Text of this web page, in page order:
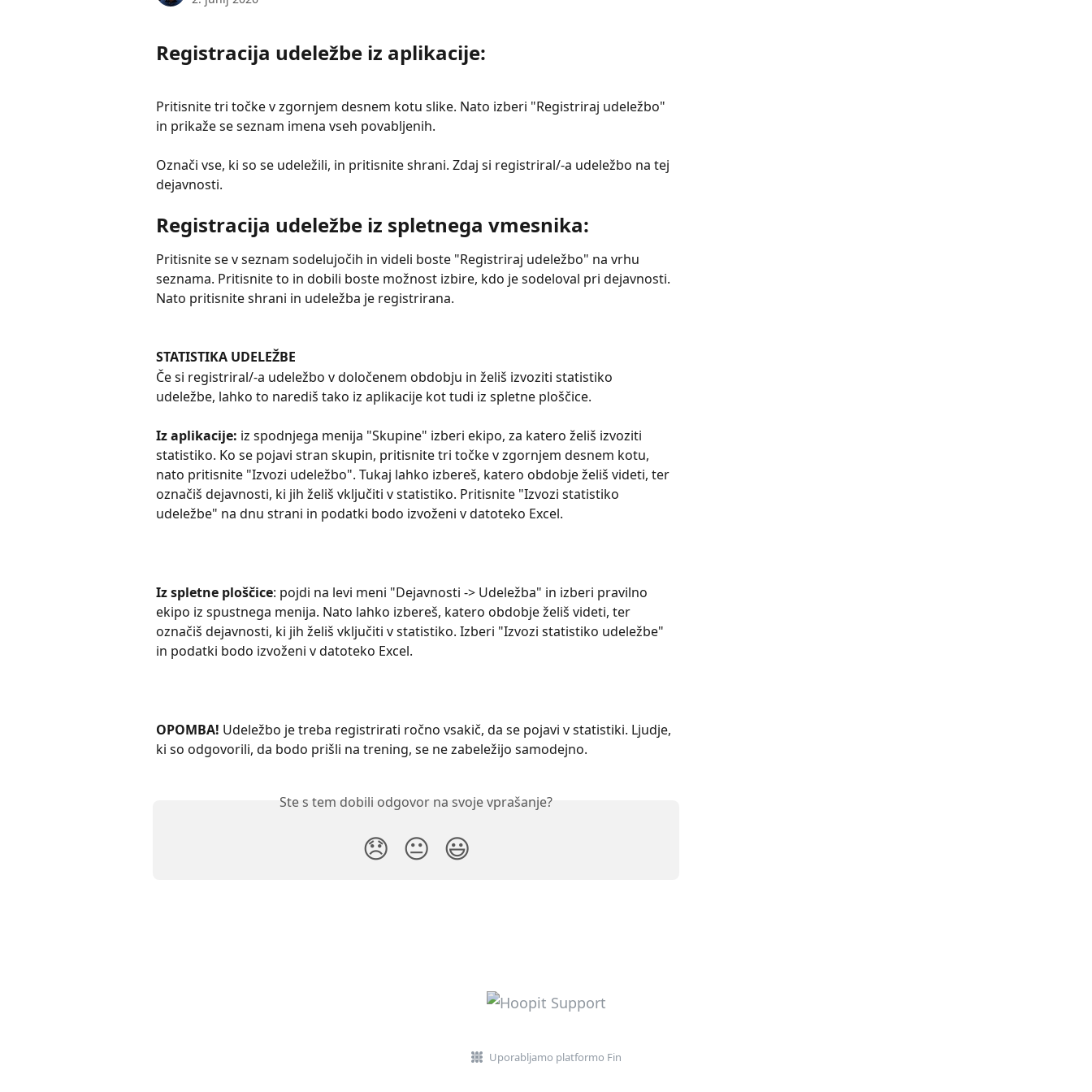
Registracija udeležbe iz aplikacije:
Pritisnite tri točke v zgornjem desnem kotu slike. Nato izberi "Registriraj udeležbo"
in prikaže se seznam imena vseh povabljenih.
Označi vse, ki so se udeležili, in pritisnite shrani. Zdaj si registriral/-a udeležbo na tej
dejavnosti.
Registracija udeležbe iz spletnega vmesnika:
Pritisnite se v seznam sodelujočih in videli boste "Registriraj udeležbo" na vrhu
seznama. Pritisnite to in dobili boste možnost izbire, kdo je sodeloval pri dejavnosti.
Nato pritisnite shrani in udeležba je registrirana.
STATISTIKA UDELEŽBE
Če si registriral/-a udeležbo v določenem obdobju in želiš izvoziti statistiko
udeležbe, lahko to narediš tako iz aplikacije kot tudi iz spletne ploščice.
Iz aplikacije: iz spodnjega menija "Skupine" izberi ekipo, za katero želiš izvoziti
statistiko. Ko se pojavi stran skupin, pritisnite tri točke v zgornjem desnem kotu,
nato pritisnite "Izvozi udeležbo". Tukaj lahko izbereš, katero obdobje želiš videti, ter
označiš dejavnosti, ki jih želiš vključiti v statistiko. Pritisnite "Izvozi statistiko
udeležbe" na dnu strani in podatki bodo izvoženi v datoteko Excel.
Iz spletne ploščice: pojdi na levi meni "Dejavnosti -> Udeležba" in izberi pravilno
ekipo iz spustnega menija. Nato lahko izbereš, katero obdobje želiš videti, ter
označiš dejavnosti, ki jih želiš vključiti v statistiko. Izberi "Izvozi statistiko udeležbe"
in podatki bodo izvoženi v datoteko Excel.
OPOMBA! Udeležbo je treba registrirati ročno vsakič, da se pojavi v statistiki. Ljudje,
ki so odgovorili, da bodo prišli na trening, se ne zabeležijo samodejno.
Ste s tem dobili odgovor na svoje vprašanje?
😞 😐 😃
Uporabljamo platformo Fin